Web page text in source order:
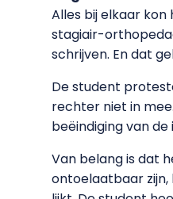
Alles bij elkaar
stagiair-
schrijven. En dat
De student
rechter niet in
beëindiging van de
Van belang is dat
ontoelaatbaar